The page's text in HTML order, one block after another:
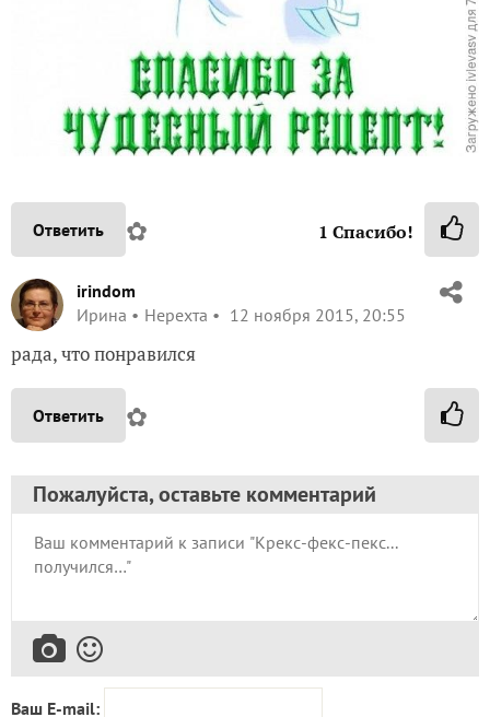
Ответить ✿ 1 Спасибо!
irindom
Ирина
Нерехта 12 ноября 2015, 20:55
рада, что понравился
Ответить ✿
Пожалуйста, оставьте комментарий
Ваш E-mail: